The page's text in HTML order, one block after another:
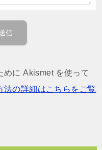
めに Akismet を使って
法の詳細はこちらをご覧